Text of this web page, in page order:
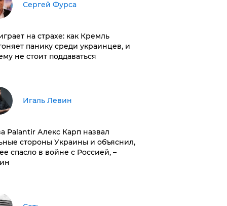
Сергей Фурса
на страхе: как Кремль
панику среди украинцев, и
не стоит поддаваться
Игаль Левин
Palantir Алекс Карп назвал
стороны Украины и объяснил,
спасло в войне с Россией, –